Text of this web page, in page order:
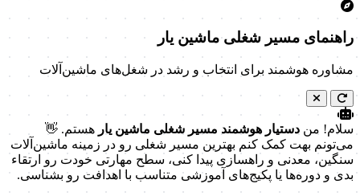
راهنمای مسیر شغلی ماشین یار
مشاوره هوشمند برای انتخاب و رشد در شغل‌های ماشین‌آلات
سلام! من دستیار هوشمند مسیر شغلی ماشین یار هستم. 👋
می‌تونم بهت کمک کنم بهترین مسیر شغلی رو در زمینه ماشین‌آلات
سنگین، معدنی و راهسازی پیدا کنی، سطح مهارتی خودت رو ارتقاء
بدی و دوره‌ها یا پکیج‌های آموزشی متناسب با اهدافت رو بشناسی.